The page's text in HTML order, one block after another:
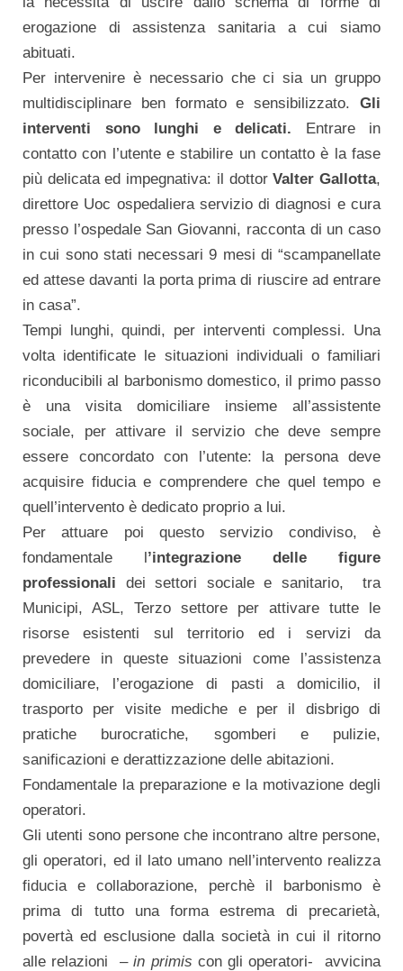
erogazione di assistenza sanitaria a cui siamo
abituati.
Per intervenire è necessario che ci sia un gruppo
multidisciplinare ben formato e sensibilizzato. Gli
interventi sono lunghi e delicati. Entrare in
contatto con l’utente e stabilire un contatto è la fase
più delicata ed impegnativa: il dottorValter Gallotta,
direttore Uoc ospedaliera servizio di diagnosi e cura
presso l’ospedale San Giovanni, racconta di un caso
in cui sono stati necessari 9 mesi di “scampanellate
ed attese davanti la porta prima di riuscire ad entrare
in casa”.
Tempi lunghi, quindi, per interventi complessi. Una
volta identificate le situazioni individuali o familiari
riconducibili al barbonismo domestico, il primo passo
è una visita domiciliare insieme all’assistente
sociale, per attivare il servizio che deve sempre
essere concordato con l’utente: la persona deve
acquisire fiducia e comprendere che quel tempo e
quell’intervento è dedicato proprio a lui.
Per attuare poi questo servizio condiviso, è
fondamentale l’integrazione delle figure
professionali dei settori sociale e sanitario, tra
Municipi, ASL, Terzo settore per attivare tutte le
risorse esistenti sul territorio ed i servizi da
prevedere in queste situazioni come l’assistenza
domiciliare, l’erogazione di pasti a domicilio, il
trasporto per visite mediche e per il disbrigo di
pratiche burocratiche, sgomberi e pulizie,
sanificazioni e derattizzazione delle abitazioni.
Fondamentale la preparazione e la motivazione degli
operatori.
Gli utenti sono persone che incontrano altre persone,
gli operatori, ed il lato umano nell’intervento realizza
fiducia e collaborazione, perchè il barbonismo è
prima di tutto una forma estrema di precarietà,
povertà ed esclusione dalla società in cui il ritorno
alle relazioni –in primis con gli operatori- avvicina